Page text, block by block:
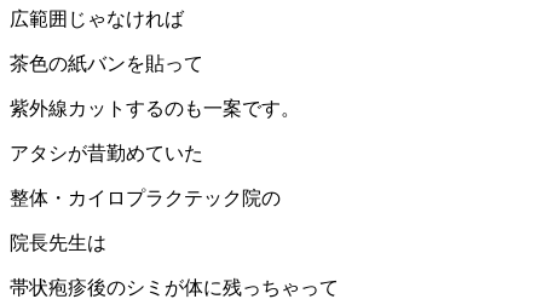
広範囲じゃなければ
茶色の紙バンを貼って
紫外線カットするのも一案です。
アタシが昔勤めていた
整体・カイロプラクテック院の
院長先生は
帯状疱疹後のシミが体に残っちゃって